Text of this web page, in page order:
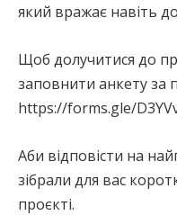
який вражає навіть
Щоб долучитися до
заповнити анкету за
https://forms.gle/
Аби відповісти на
зібрали для вас
проєкті.